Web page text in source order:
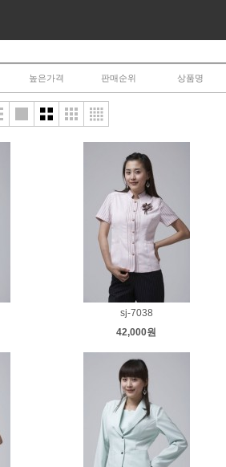
높은가격 판매순위 상품명
sj-7038
42,000원